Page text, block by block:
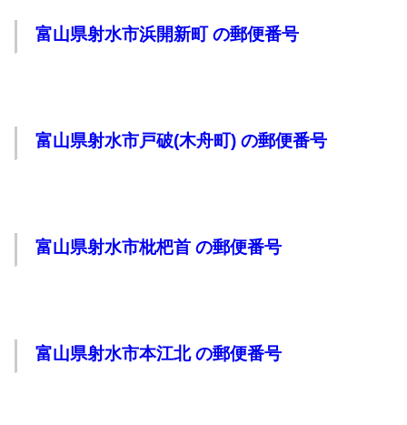
富山県射水市浜開新町 の郵便番号
富山県射水市戸破(木舟町) の郵便番号
富山県射水市枇杷首 の郵便番号
富山県射水市本江北 の郵便番号